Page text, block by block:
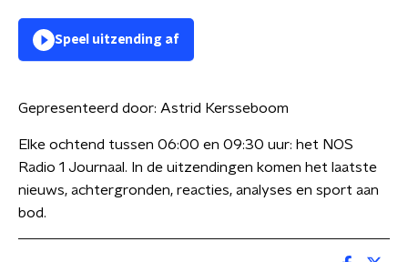
Speel uitzending af
Gepresenteerd door: Astrid Kersseboom
Elke ochtend tussen 06:00 en 09:30 uur: het NOS
Radio 1 Journaal. In de uitzendingen komen het laatste
nieuws, achtergronden, reacties, analyses en sport aan
bod.